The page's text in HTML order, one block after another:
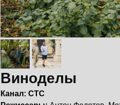
Виноделы
Канал: СТС